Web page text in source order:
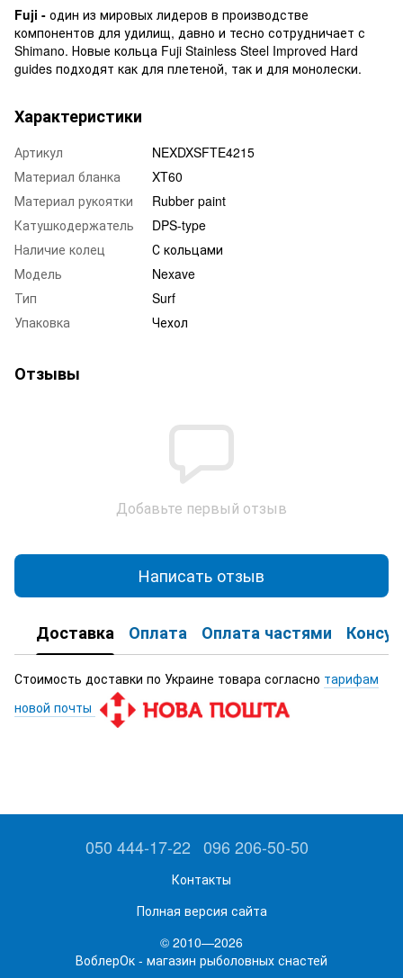
Fuji - один из мировых лидеров в производстве
компонентов для удилищ, давно и тесно сотрудничает с
Shimano. Новые кольца Fuji Stainless Steel Improved Hard
guides подходят как для плетеной, так и для монолески.
Характеристики
Артикул
NEXDXSFTE4215
Материал бланка
XT60
Материал рукоятки
Rubber paint
Катушкодержатель
DPS-type
Наличие колец
С кольцами
Модель
Nexave
Тип
Surf
Упаковка
Чехол
Отзывы
Добавьте первый отзыв
Написать отзыв
Доставка Оплата Оплата частями
Стоимость доставки по Украине товара согласно тарифам
новой почты
050 444-17-22 096 206-50-50
Контакты
Полная версия сайта
© 2010—2026
ВоблерОк - магазин рыболовных снастей